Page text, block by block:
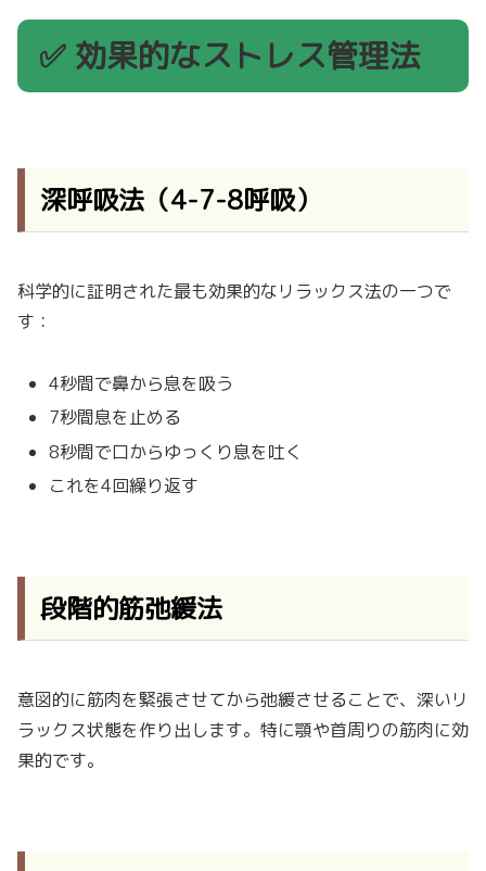
✅ 効果的なストレス管理法
深呼吸法（4-7-8呼吸）
科学的に証明された最も効果的なリラックス法の一つで
す：
4秒間で鼻から息を吸う
7秒間息を止める
8秒間で口からゆっくり息を吐く
これを4回繰り返す
段階的筋弛緩法
意図的に筋肉を緊張させてから弛緩させることで、深いリ
ラックス状態を作り出します。特に顎や首周りの筋肉に効
果的です。